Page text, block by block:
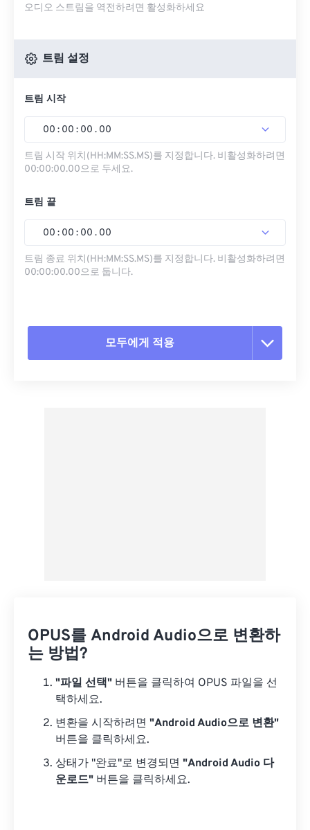
오디오 스트림을 역전하려면 활성화하세요
트림 설정
트림 시작
00 : 00 : 00 . 00
트림 시작 위치(HH:MM:SS.MS)를 지정합니다. 비활성화하려면
00:00:00.00으로 두세요.
트림 끝
00 : 00 : 00 . 00
트림 종료 위치(HH:MM:SS.MS)를 지정합니다. 비활성화하려면
00:00:00.00으로 둡니다.
모두에게 적용
OPUS를 Android Audio으로 변환하
는 방법?
"파일 선택" 버튼을 클릭하여 OPUS 파일을 선
택하세요.
변환을 시작하려면 "Android Audio으로 변환"
버튼을 클릭하세요.
상태가 "완료"로 변경되면 "Android Audio 다
운로드" 버튼을 클릭하세요.